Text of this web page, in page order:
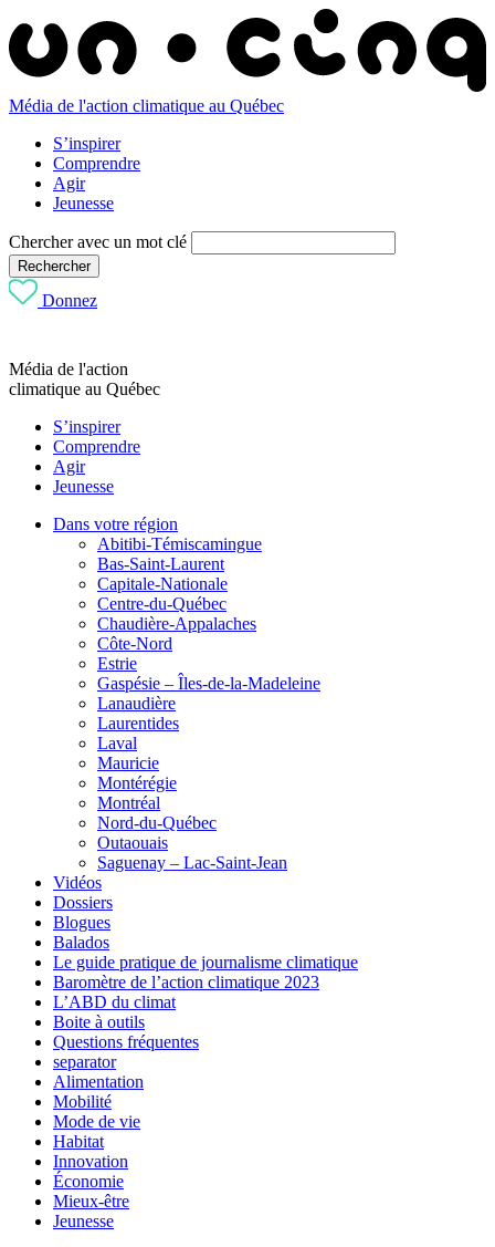
Média de l'action climatique au Québec
S’inspirer
Comprendre
Agir
Jeunesse
Chercher avec un mot clé
Rechercher
Donnez
Média de l'action
climatique au Québec
S’inspirer
Comprendre
Agir
Jeunesse
Dans votre région
Abitibi-Témiscamingue
Bas-Saint-Laurent
Capitale-Nationale
Centre-du-Québec
Chaudière-Appalaches
Côte-Nord
Estrie
Gaspésie – Îles-de-la-Madeleine
Lanaudière
Laurentides
Laval
Mauricie
Montérégie
Montréal
Nord-du-Québec
Outaouais
Saguenay – Lac-Saint-Jean
Vidéos
Dossiers
Blogues
Balados
Le guide pratique de journalisme climatique
Baromètre de l’action climatique 2023
L’ABD du climat
Boite à outils
Questions fréquentes
separator
Alimentation
Mobilité
Mode de vie
Habitat
Innovation
Économie
Mieux-être
Jeunesse